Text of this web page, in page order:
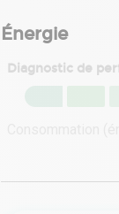
Énergie
Diagnostic de